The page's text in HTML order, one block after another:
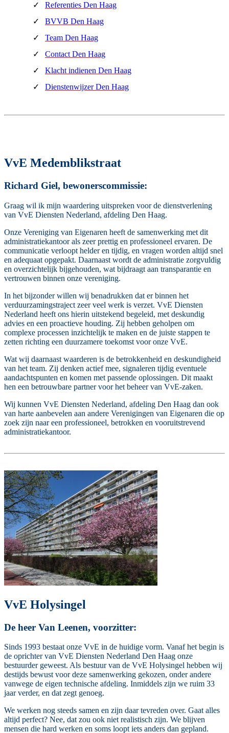
Referenties Den Haag
BVVB Den Haag
Team Den Haag
Contact Den Haag
Klacht indienen Den Haag
Dienstenwijzer Den Haag
VvE Medemblikstraat
Richard Giel, bewonerscommissie:
Graag wil ik mijn waardering uitspreken voor de dienstverlening
van VvE Diensten Nederland, afdeling Den Haag.
Onze Vereniging van Eigenaren heeft de samenwerking met dit
administratiekantoor als zeer prettig en professioneel ervaren. De
communicatie verloopt helder en tijdig, en vragen worden altijd snel
en adequaat opgepakt. Daarnaast wordt de administratie zorgvuldig
en overzichtelijk bijgehouden, wat bijdraagt aan transparantie en
vertrouwen binnen onze vereniging.
In het bijzonder willen wij benadrukken dat er binnen het
verduurzamingstraject zeer veel werk is verzet. VvE Diensten
Nederland heeft ons hierin uitstekend begeleid, met deskundig
advies en een proactieve houding. Zij hebben geholpen om
complexe processen inzichtelijk te maken en de juiste stappen te
zetten richting een duurzamere toekomst voor onze VvE.
Wat wij daarnaast waarderen is de betrokkenheid en deskundigheid
van het team. Zij denken actief mee, signaleren tijdig eventuele
aandachtspunten en komen met passende oplossingen. Dit maakt
hen een betrouwbare partner voor het beheer van VvE-zaken.
Wij kunnen VvE Diensten Nederland, afdeling Den Haag dan ook
van harte aanbevelen aan andere Verenigingen van Eigenaren die op
zoek zijn naar een professioneel, betrokken en vooruitstrevend
administratiekantoor.
VvE Holysingel
De heer Van Leenen, voorzitter:
Sinds 1993 bestaat onze VvE in de huidige vorm. Vanaf het begin is
de oprichter van VvE Diensten Nederland Den Haag onze
bestuurder geweest. Als bestuur van de VvE Holysingel hebben wij
destijds bewust voor deze samenwerking gekozen, onder andere
vanwege de eigen technische afdeling. Inmiddels zijn we ruim 33
jaar verder, en dat zegt genoeg.
We werken nog steeds samen en zijn daar tevreden over. Gaat alles
altijd perfect? Nee, dat zou ook niet realistisch zijn. We blijven
mensen die hard werken en soms loopt iets anders dan gepland.